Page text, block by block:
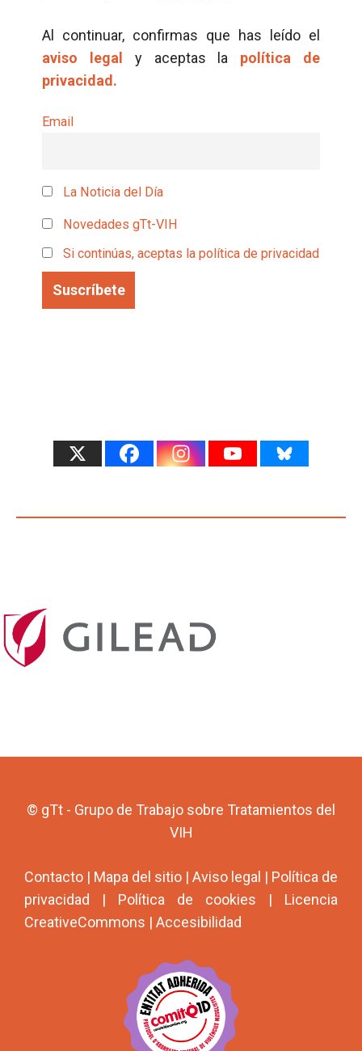
Al continuar, confirmas que has leído el
aviso legal
y aceptas la política de
privacidad.
Email
La Noticia del Día
Novedades gTt-VIH
Si continúas, aceptas la política de privacidad
© gTt - Grupo de Trabajo sobre Tratamientos del
VIH
Contacto | Mapa del sitio | Aviso legal | Política de
privacidad | Política de cookies | Licencia
CreativeCommons | Accesibilidad